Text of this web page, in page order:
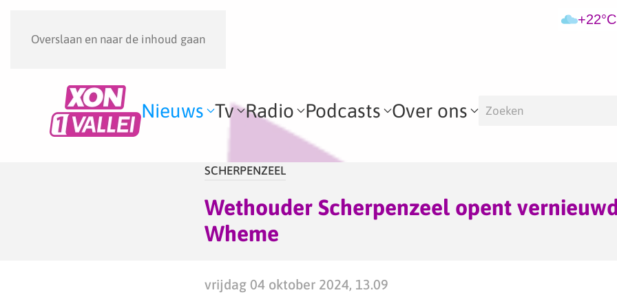
Overslaan en naar de inhoud gaan
+22°C
Nieuws Tv Radio Podcasts Over ons
SCHERPENZEEL
Wethouder Scherpenzeel opent
Wheme
vrijdag 04 oktober 2024, 13.09